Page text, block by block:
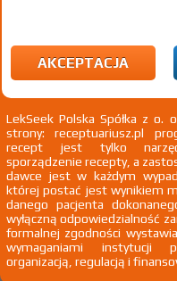
M17
kolanowego]
Febrofen Rx
Ketoprofenum
kaps. o przedł. uwalnianiu 200
szt. Doustnie
1) Refundacja we wszystkich
AKCEPTACJA
LekSeek Polska Spółka z o.
strony: receptuariusz.pl
recept jest tylko
sporządzenie recepty, a
dawce jest w każdym
której postać jest wynikiem
danego pacjenta
wyłączną odpowiedzialność
formalnej zgodności
wymaganiami instytucji
organizacją, regulacją i